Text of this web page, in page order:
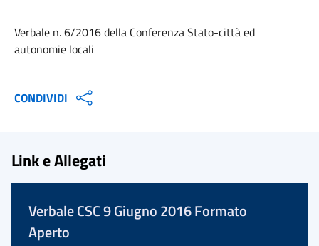
Verbale n. 6/2016 della Conferenza Stato-città ed
autonomie locali
CONDIVIDI
Link e Allegati
Verbale CSC 9 Giugno 2016 Formato
Aperto